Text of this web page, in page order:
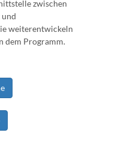
zwischen
und
weiterentwickeln
dem Programm.